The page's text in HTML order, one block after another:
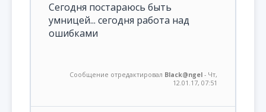
Сегодня постараюсь быть
умницей... сегодня работа над
ошибками
Сообщение отредактировал Black@ngel - Чт,
12.01.17, 07:51